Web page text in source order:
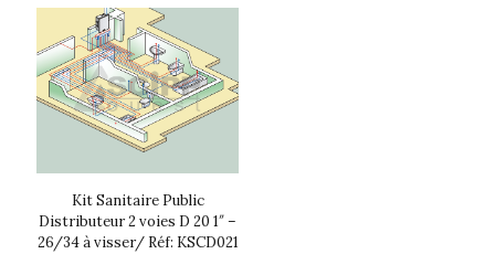
Kit Sanitaire Public
Distributeur 2 voies D 20 1″ –
26/34 à visser/ Réf: KSCD021